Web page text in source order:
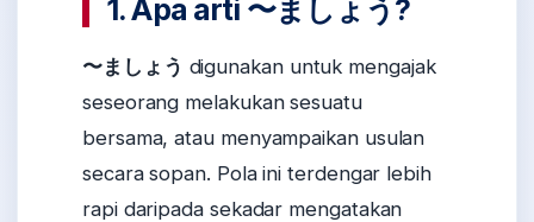
1. Apa arti 〜ましょう?
〜ましょう digunakan untuk mengajak
seseorang melakukan sesuatu
bersama, atau menyampaikan usulan
secara sopan. Pola ini terdengar lebih
rapi daripada sekadar mengatakan